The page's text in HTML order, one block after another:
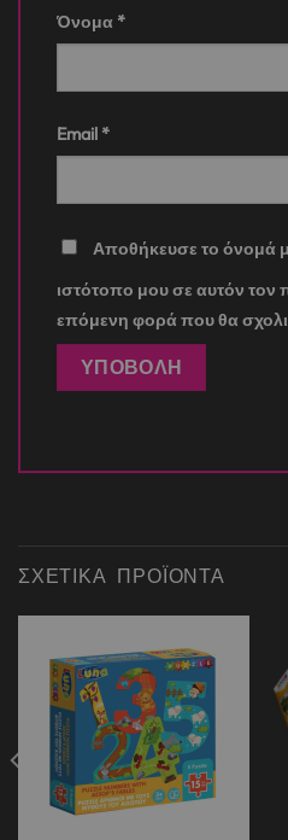
Όνομα *
Email *
Αποθήκευσε το όνομά
ιστότοπο μου σε αυτόν τον
επόμενη φορά που θα
ΣΧΕΤΙΚΆ ΠΡΟΪΌΝΤΑ
wishlist